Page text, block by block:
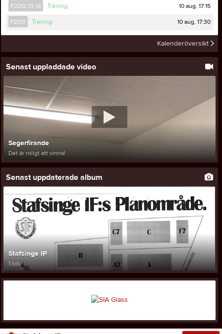
F2012-13-14 Träning 10 aug, 17:15
P2017 Träning 10 aug, 17:30
Kalenderöversikt
Senast uppladdade video
Segerfirande
Det är roligt att vinna!
Senast uppdaterade album
Stafsinge IP
1 bild